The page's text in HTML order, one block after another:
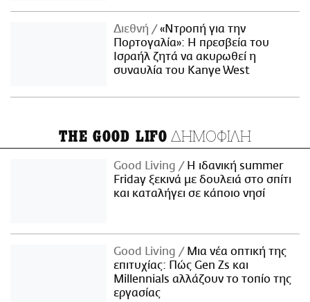
Διεθνή
«Ντροπή για την
Πορτογαλία»: Η πρεσβεία του
Ισραήλ ζητά να ακυρωθεί η
συναυλία του Kanye West
THE GOOD LIFO ΔΗΜΟΦΙΛΗ
Good Living
Η ιδανική summer
Friday ξεκινά με δουλειά στο σπίτι
και καταλήγει σε κάποιο νησί
Good Living
Μια νέα οπτική της
επιτυχίας: Πώς Gen Zs και
Millennials αλλάζουν το τοπίο της
εργασίας